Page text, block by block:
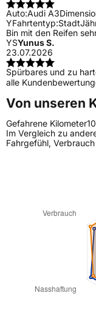
Auto:Audi A3
YFahrtentyp:Stadt
Bin mit den Reifen
YSYunus S.
23.07.2026
Spürbares und zu
alle
Von unseren
Gefahrene Kilometer
Im Vergleich zu
Fahrgefühl,